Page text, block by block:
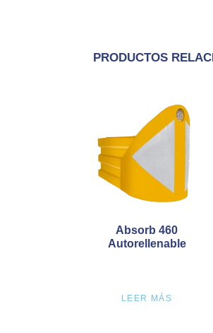
PRODUCTOS
Absorb 460
Autorellenable
LEER MÁS